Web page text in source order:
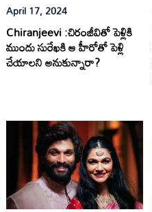
April 17, 2024
Chiranjeevi :చిరంజీవితో పెళ్లికి
ముందు సురేఖకి ఆ హీరోతో పెళ్లి
చేయాలని అనుకున్నారా?